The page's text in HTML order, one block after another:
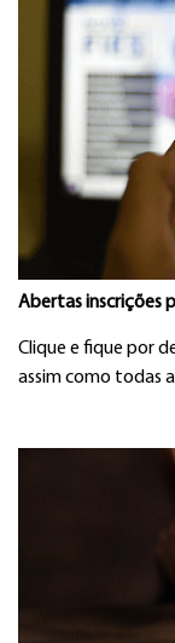
Abertas inscrições
Clique e fique por
assim como todas